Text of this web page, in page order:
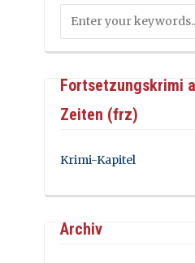
Fortsetzungskrimi
Zeiten (frz)
Krimi-Kapitel
Archiv